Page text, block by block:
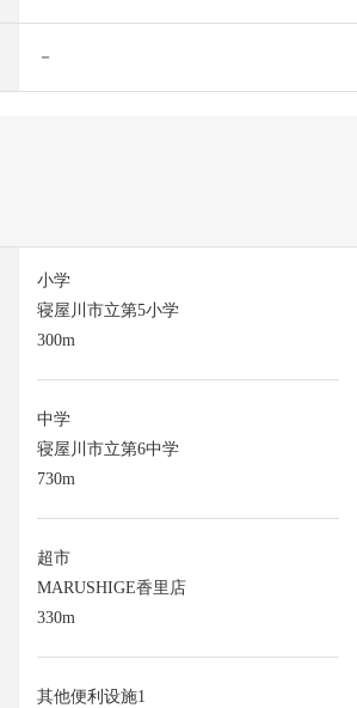
－
小学
寝屋川市立第5小学
300m
中学
寝屋川市立第6中学
730m
超市
MARUSHIGE香里店
330m
其他便利设施1